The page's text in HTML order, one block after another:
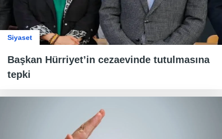
Siyaset
Başkan Hürriyet’in cezaevinde tutulmasına
tepki